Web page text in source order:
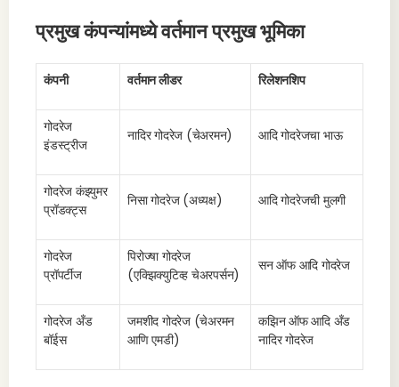
प्रमुख कंपन्यांमध्ये वर्तमान प्रमुख भूमिका
कंपनी वर्तमान लीडर रिलेशनशिप
गोदरेज
इंडस्ट्रीज
नादिर गोदरेज (चेअरमन) आदि गोदरेजचा भाऊ
गोदरेज कंझ्युमर
प्रॉडक्ट्स
निसा गोदरेज (अध्यक्ष) आदि गोदरेजची मुलगी
गोदरेज
प्रॉपर्टीज
पिरोज्षा गोदरेज
(एक्झिक्युटिव्ह चेअरपर्सन)
सन ऑफ आदि गोदरेज
गोदरेज अँड
बॉईस
जमशीद गोदरेज (चेअरमन
आणि एमडी)
कझिन ऑफ आदि अँड
नादिर गोदरेज